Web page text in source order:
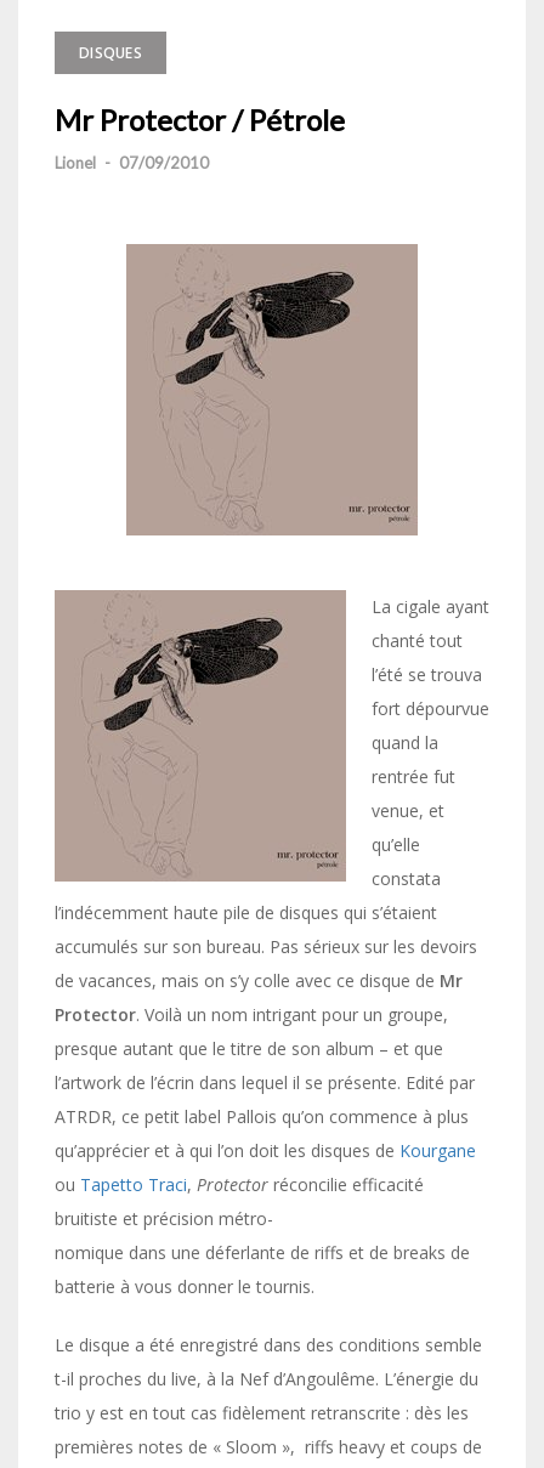
DISQUES
Mr Protector / Pétrole
Lionel - 07/09/2010
La cigale ayant
chanté tout
l’été se trouva
fort dépourvue
quand la
rentrée fut
venue, et
qu’elle
constata
l’indécemment haute pile de disques qui s’étaient
accumulés sur son bureau. Pas sérieux sur les devoirs
de vacances, mais on s’y colle avec ce disque de Mr
Protector. Voilà un nom intrigant pour un groupe,
presque autant que le titre de son album – et que
l’artwork de l’écrin dans lequel il se présente. Edité par
ATRDR, ce petit label Pallois qu’on commence à plus
qu’apprécier et à qui l’on doit les disques de Kourgane
ou Tapetto Traci, Protector réconcilie efficacité
bruitiste et précision métro-
nomique dans une déferlante de riffs et de breaks de
batterie à vous donner le tournis.
Le disque a été enregistré dans des conditions semble
t-il proches du live, à la Nef d’Angoulême. L’énergie du
trio y est en tout cas fidèlement retranscrite : dès les
premières notes de « Sloom », riffs heavy et coups de